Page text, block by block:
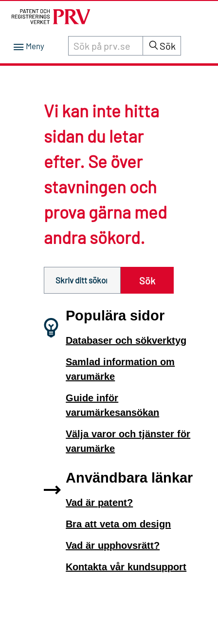
Sök innehåll på siten prv.se Sök
Vi kan inte hitta
sidan du letar
efter. Se över
stavningen och
prova gärna med
andra sökord.
Sök
Populära sidor
Databaser och sökverktyg
Samlad information om
varumärke
Guide inför
varumärkesansökan
Välja varor och tjänster för
varumärke
Användbara länkar
Vad är patent?
Bra att veta om design
Vad är upphovsrätt?
Kontakta vår kundsupport